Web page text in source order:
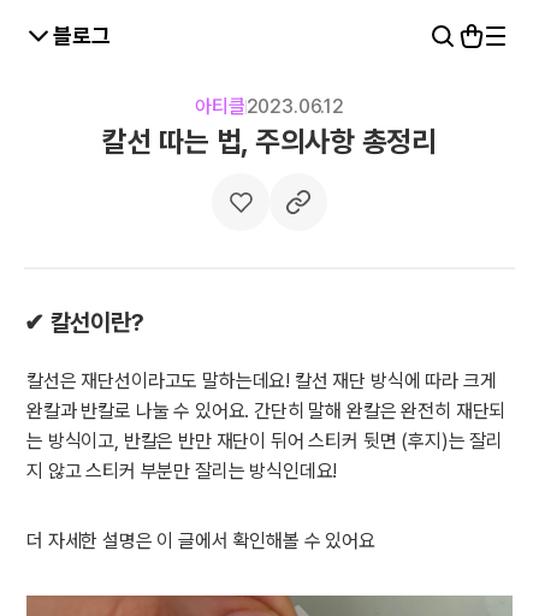
블로그
아티클2023.06.12
칼선 따는 법, 주의사항 총정리
✔ 칼선이란?
칼선은 재단선이라고도 말하는데요! 칼선 재단 방식에 따라 크게
완칼과 반칼로 나눌 수 있어요. 간단히 말해 완칼은 완전히 재단되
는 방식이고, 반칼은 반만 재단이 뒤어 스티커 뒷면 (후지)는 잘리
지 않고 스티커 부분만 잘리는 방식인데요!
더 자세한 설명은 이 글에서 확인해볼 수 있어요